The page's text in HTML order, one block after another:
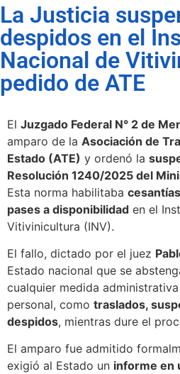
La Justicia
despidos en el
Nacional de
pedido de ATE
El Juzgado Federal N° 2 de
amparo de la Asociación de
Estado (ATE) y ordenó la
Resolución 1240/2025 del
Esta norma habilitaba
pases a disponibilidad en el
Vitivinicultura (INV).
El fallo, dictado por el juez
Estado nacional que se
cualquier medida
personal, como traslados,
despidos, mientras dure el
El amparo fue admitido
exigió al Estado un informe en